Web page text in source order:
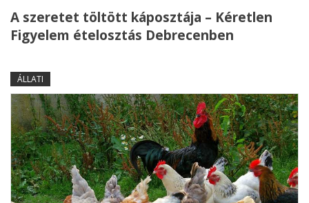
A szeretet töltött káposztája – Kéretlen
Figyelem ételosztás Debrecenben
ÁLLATI